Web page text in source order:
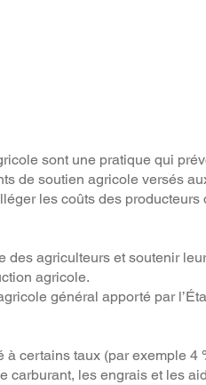
sont une pratique qui
de soutien agricole versés
les coûts des
des agriculteurs et soutenir
agricole.
général apporté par
à certains taux (par exemple 4
carburant, les engrais et les